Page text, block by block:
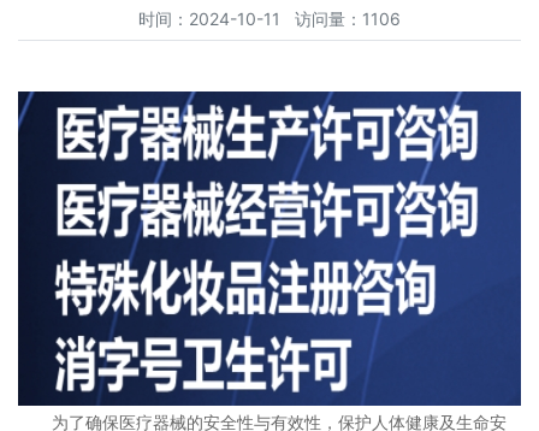
时间：2024-10-11 访问量：1106
为了确保医疗器械的安全性与有效性，保护人体健康及生命安